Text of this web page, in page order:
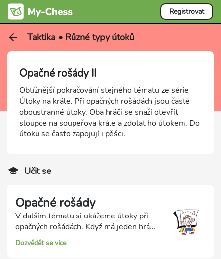
Registrovat
Taktika • Různé typy útoků
Opačné rošády II
Obtížnější pokračování stejného tématu ze série
Útoky na krále. Při opačných rošádách jsou časté
oboustranné útoky. Oba hráči se snaží otevřít
sloupce na soupeřova krále a zdolat ho útokem. Do
útoku se často zapojují i pěšci.
Učit se
Opačné rošády
V dalším tématu si ukážeme útoky při
opačných rošádách. Když má jeden hráč
malou rošádu a druhý velkou, oba hráči
se často snaží útočit na soupeřova krále.
Dozvědět se více